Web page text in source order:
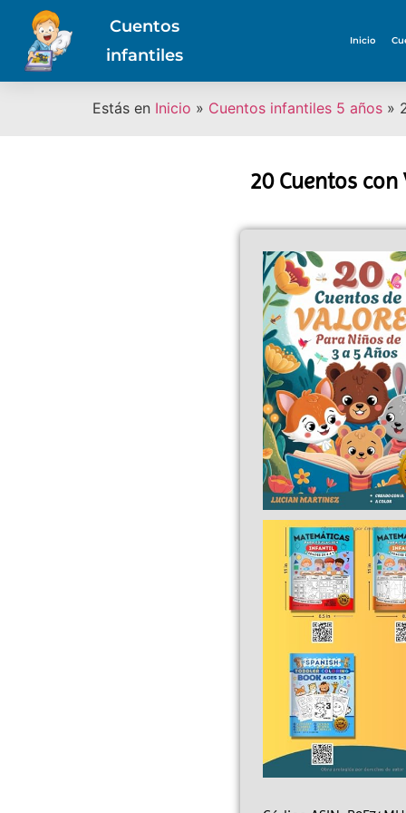
Cuentos
infantiles
Inicio
Estás en Inicio » Cuentos infantiles 5 años »
20 Cuentos